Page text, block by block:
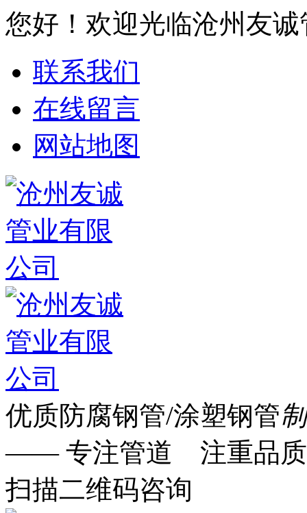
您好！欢迎光临沧州友
联系我们
在线留言
网站地图
优质防腐钢管/涂塑钢管
—— 专注管道 注重品
扫描二维码咨询